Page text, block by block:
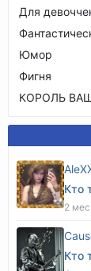
Для
Юмор
Фигня
КОРОЛЬ
Кто
2
Кто